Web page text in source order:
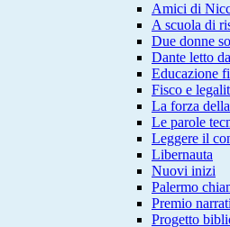
Amici di
A scuola di
Due donne
Dante letto
Educazione
Fisco e
La forza
Le parole
Leggere il
Libernauta
Nuovi inizi
Palermo
Premio
Progetto